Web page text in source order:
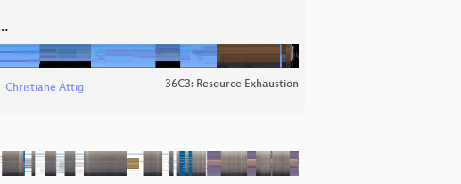
Christiane Attig 36C3: Resource Exhaustion